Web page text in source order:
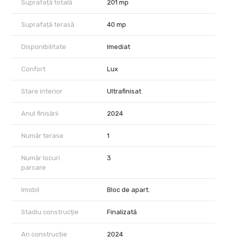
vizionări, echipa City Nest vă stă la dispoziție.
Suprafață totală 201 mp
Suprafață terasă 40 mp
Disponibilitate Imediat
Confort Lux
Stare interior Ultrafinisat
Anul finisării 2024
Număr terase 1
Număr locuri
parcare
3
Imobil Bloc de apart.
Stadiu construcție Finalizată
An construcție 2024